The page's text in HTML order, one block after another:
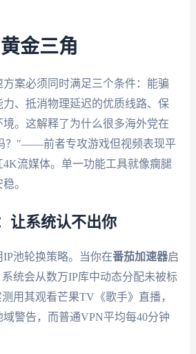
金三角
案必须同时满足三个条件：能骗
、抵消物理延迟的优质线路、保
境。这解释了为什么很多海外党在
？"——前者专攻游戏但视频表现平
流媒体。单一功能工具就像瘸腿
。
让系统认不出你
IP池轮换策略。当你在番茄加速器启
统会从数万IP库中动态分配未被标
用其观看芒果TV《歌手》直播，
警告，而普通VPN平均每40分钟